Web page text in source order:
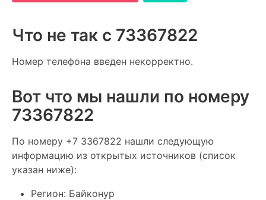
Что не так c 73367822
Номер телефона введен некорректно.
Вот что мы нашли по номеру
73367822
По номеру +7 3367822 нашли следующую
информацию из открытых источников (список
указан ниже):
Регион: Байконур